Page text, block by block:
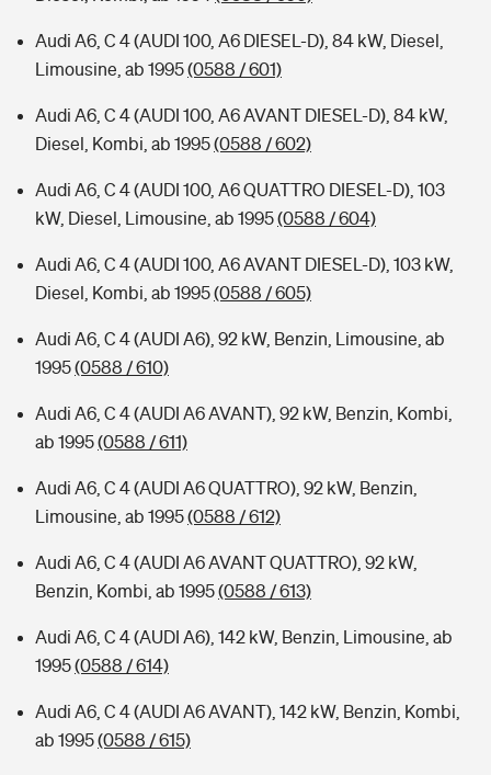
Audi A6, C 4 (AUDI 100, A6 DIESEL-D), 84 kW, Diesel,
Limousine, ab 1995(0588 / 601)
Audi A6, C 4 (AUDI 100, A6 AVANT DIESEL-D), 84 kW,
Diesel, Kombi, ab 1995(0588 / 602)
Audi A6, C 4 (AUDI 100, A6 QUATTRO DIESEL-D), 103
kW, Diesel, Limousine, ab 1995(0588 / 604)
Audi A6, C 4 (AUDI 100, A6 AVANT DIESEL-D), 103 kW,
Diesel, Kombi, ab 1995(0588 / 605)
Audi A6, C 4 (AUDI A6), 92 kW, Benzin, Limousine, ab
1995(0588 / 610)
Audi A6, C 4 (AUDI A6 AVANT), 92 kW, Benzin, Kombi,
ab 1995(0588 / 611)
Audi A6, C 4 (AUDI A6 QUATTRO), 92 kW, Benzin,
Limousine, ab 1995(0588 / 612)
Audi A6, C 4 (AUDI A6 AVANT QUATTRO), 92 kW,
Benzin, Kombi, ab 1995(0588 / 613)
Audi A6, C 4 (AUDI A6), 142 kW, Benzin, Limousine, ab
1995(0588 / 614)
Audi A6, C 4 (AUDI A6 AVANT), 142 kW, Benzin, Kombi,
ab 1995(0588 / 615)